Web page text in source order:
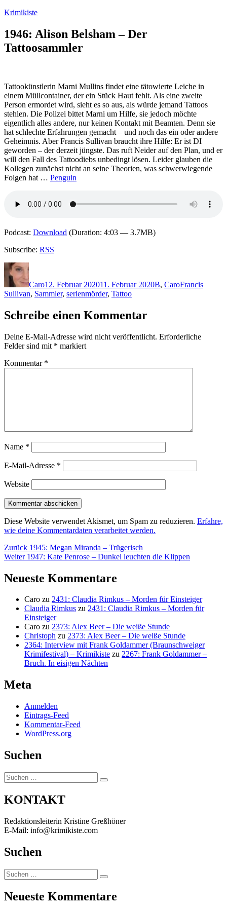
Zum
springen
Krimikiste
1946: Alison Belsham – Der
Tattoosammler
Tattookünstlerin Marni Mullins findet eine tätowierte Leiche in
einem Müllcontainer, der ein Stück Haut fehlt. Als eine zweite
Person ermordet wird, sieht es so aus, als würde jemand Tattoos
stehlen. Die Polizei bittet Marni um Hilfe, sie jedoch möchte
eigentlich alles andere, nur keinen Kontakt mit Beamten. Denn sie
hat schlechte Erfahrungen gemacht – und noch das ein oder andere
Geheimnis. Aber Francis Sullivan braucht ihre Hilfe: Er ist DI
geworden – der derzeit jüngste. Das ruft Neider auf den Plan, und er
will den Fall des Tattoodiebs unbedingt lösen. Leider glauben die
Kollegen zunächst nicht an seine Theorien, was schwerwiegende
Folgen hat … Penguin
Podcast: Download (Duration: 4:03 — 3.7MB)
Subscribe: RSS
Autor
Caro12. Februar 202011. Februar 2020B, CaroFrancis
Sullivan, Sammler, serienmörder, Tattoo
Schreibe einen Kommentar
Deine E-Mail-Adresse wird nicht veröffentlicht. Erforderliche
Felder sind mit * markiert
Kommentar *
Name *
E-Mail-Adresse *
Website
Diese Website verwendet Akismet, um Spam zu reduzieren. Erfahre,
wie deine Kommentardaten verarbeitet werden.
Beitragsnavigation
Zurück Vorheriger
Beitrag:
1945: Megan Miranda – Trügerisch
Weiter Nächster
1947: Kate Penrose – Dunkel leuchten die Klippen
Neueste Kommentare
Caro zu 2431: Claudia Rimkus – Morden für Einsteiger
Claudia Rimkus zu 2431: Claudia Rimkus – Morden für
Einsteiger
Caro zu 2373: Alex Beer – Die weiße Stunde
Christoph zu 2373: Alex Beer – Die weiße Stunde
2364: Interview mit Frank Goldammer (Braunschweiger
Krimifestival) – Krimikiste zu 2267: Frank Goldammer –
Bruch. In eisigen Nächten
Meta
Anmelden
Eintrags-Feed
Kommentar-Feed
WordPress.org
Suchen
Suchen
nach:
Suchen
KONTAKT
Redaktionsleiterin Kristine Greßhöner
E-Mail: info@krimikiste.com
Suchen
Suchen
nach:
Suchen
Neueste Kommentare